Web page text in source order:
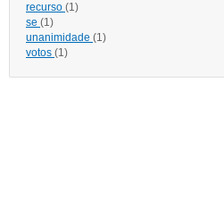
recurso (1)
se (1)
unanimidade (1)
votos (1)